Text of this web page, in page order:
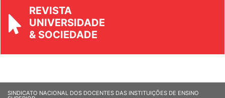
REVISTA
UNIVERSIDADE
& SOCIEDADE
SINDICATO NACIONAL DOS DOCENTES DAS INSTITUIÇÕES DE ENSINO